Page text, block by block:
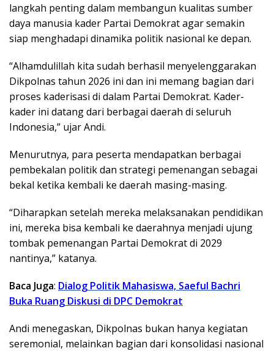
langkah penting dalam membangun kualitas sumber
daya manusia kader Partai Demokrat agar semakin
siap menghadapi dinamika politik nasional ke depan.
“Alhamdulillah kita sudah berhasil menyelenggarakan
Dikpolnas tahun 2026 ini dan ini memang bagian dari
proses kaderisasi di dalam Partai Demokrat. Kader-
kader ini datang dari berbagai daerah di seluruh
Indonesia,” ujar Andi.
Menurutnya, para peserta mendapatkan berbagai
pembekalan politik dan strategi pemenangan sebagai
bekal ketika kembali ke daerah masing-masing.
“Diharapkan setelah mereka melaksanakan pendidikan
ini, mereka bisa kembali ke daerahnya menjadi ujung
tombak pemenangan Partai Demokrat di 2029
nantinya,” katanya.
Baca Juga: Dialog Politik Mahasiswa, Saeful Bachri
Buka Ruang Diskusi di DPC Demokrat
Andi menegaskan, Dikpolnas bukan hanya kegiatan
seremonial, melainkan bagian dari konsolidasi nasional